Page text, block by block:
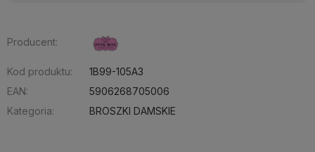
Producent:
Kod produktu:
1B99-105A3
EAN:
5906268705006
Kategoria:
BROSZKI DAMSKIE